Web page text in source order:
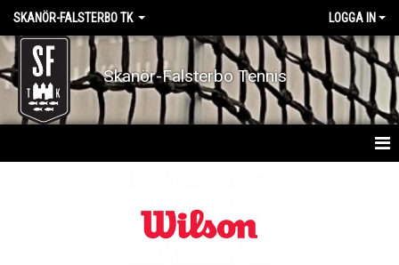
SKANÖR-FALSTERBO TK LOGGA IN
Skanör-Falsterbo Tennis